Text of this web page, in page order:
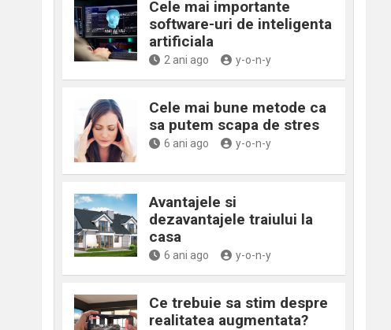
Cele mai importante
software-uri de inteligenta
artificiala
2 ani ago y-o-n-y
Cele mai bune metode ca
sa putem scapa de stres
6 ani ago y-o-n-y
Avantajele si
dezavantajele traiului la
casa
6 ani ago y-o-n-y
Ce trebuie sa stim despre
realitatea augmentata?